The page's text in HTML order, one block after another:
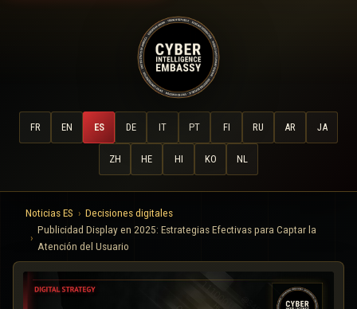
FR EN ES DE IT PT FI RU AR JA
ZH HE HI KO NL
Noticias ES
Decisiones digitales
Publicidad Display en 2025: Estrategias Efectivas para Captar la
Atención del Usuario